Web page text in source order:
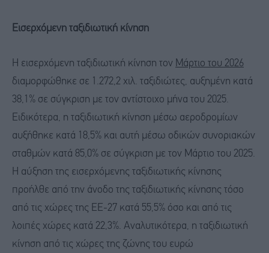
Εισερχόμενη ταξιδιωτική κίνηση
Η εισερχόμενη ταξιδιωτική κίνηση τον Μάρτιο του 2026
διαμορφώθηκε σε 1.272,2 χιλ. ταξιδιώτες, αυξημένη κατά
38,1% σε σύγκριση με τον αντίστοιχο μήνα του 2025.
Ειδικότερα, η ταξιδιωτική κίνηση μέσω αεροδρομίων
αυξήθηκε κατά 18,5% και αυτή μέσω οδικών συνοριακών
σταθμών κατά 85,0% σε σύγκριση με τον Μάρτιο του 2025.
Η αύξηση της εισερχόμενης ταξιδιωτικής κίνησης
προήλθε από την άνοδο της ταξιδιωτικής κίνησης τόσο
από τις χώρες της ΕΕ-27 κατά 55,5% όσο και από τις
λοιπές χώρες κατά 22,3%. Αναλυτικότερα, η ταξιδιωτική
κίνηση από τις χώρες της ζώνης του ευρώ